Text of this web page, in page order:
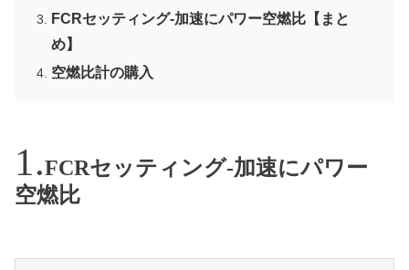
FCRセッティング-加速にパワー空燃比【まと
め】
空燃比計の購入
FCRセッティング-加速にパワー
空燃比